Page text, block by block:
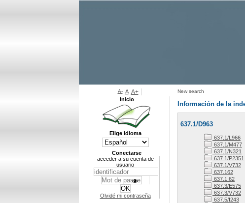
New search
Información de la
637.1/D963
637.1/L966
637.1/M477
637.1/N321
637.1/P2351
637.1/V732
637.162
637.1:62
637.3/E575
637.3/V732
637.5/I243
A- A A+
Inicio
Elige idioma
Conectarse
acceder a su cuenta de
usuario
Olvidé mi contraseña